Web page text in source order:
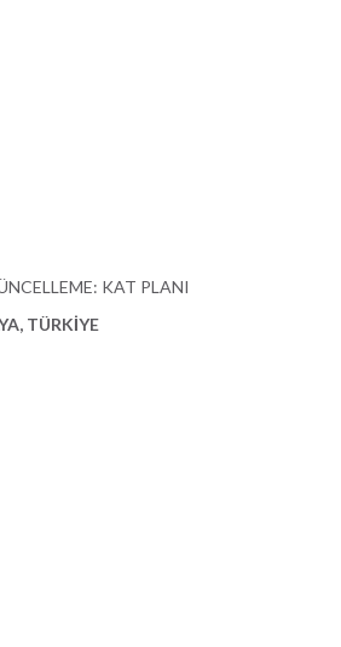
KAT PLANI
TÜRKIYE